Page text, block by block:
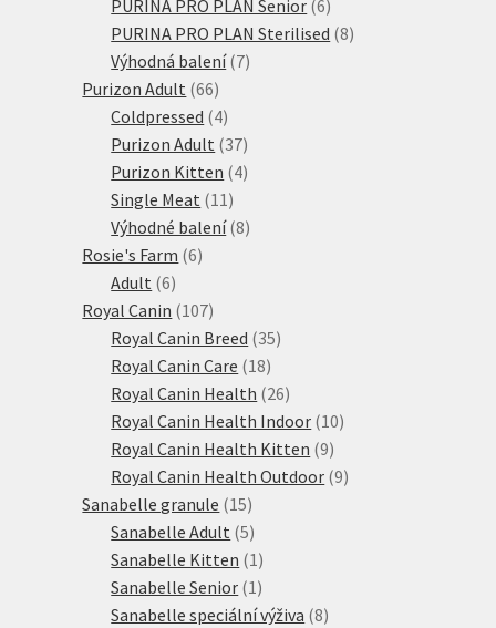
PURINA PRO PLAN Senior 6
produktů
PURINA PRO PLAN Sterilised 88
Výhodná balení 77
Purizon Adult 6666
produktů
Coldpressed 44
produkty
Purizon Adult 3737
produktů
Purizon Kitten 44
Single Meat 11 11
produktů
Výhodné balení 88
Rosie's Farm 66
Adult 66
produktů
Royal Canin 107107
produktů
Royal Canin Breed 3535
Royal Canin Care 1818
produktů
Royal Canin Health 2626
produktů
Royal Canin Health Indoor 1010
Royal Canin Health Kitten 99
produktů
Royal Canin Health Outdoor 99
Sanabelle granule 1515
produktů
Sanabelle Adult 55
produktů
Sanabelle Kitten 1 1
produkt
Sanabelle Senior 1 1
produkt
Sanabelle speciální výživa 88